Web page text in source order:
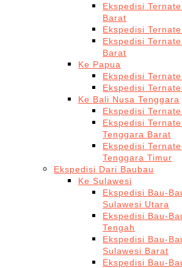
Ekspedisi
Barat
Ekspedisi
Ekspedisi
Barat
Ke Papua
Ekspedisi
Ekspedisi
Ke Bali Nusa Tenggara
Ekspedisi
Ekspedisi
Tenggara Barat
Ekspedisi
Tenggara Timur
Ekspedisi Dari Baubau
Ke Sulawesi
Ekspedisi Bau-
Sulawesi Utara
Ekspedisi Bau-
Tengah
Ekspedisi Bau-
Sulawesi Barat
Ekspedisi Bau-